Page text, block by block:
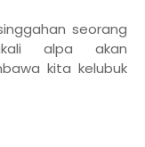
seorang
alpa akan
kita kelubuk